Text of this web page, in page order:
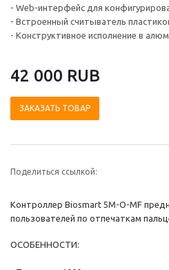
- Web-интерфейс для
- Встроенный считыватель
- Конструктивное исполнение в
42 000 RUB
ЗАКАЗАТЬ ТОВАР
Поделиться ссылкой:
Контроллер Biosmart 5M-O-MF
пользователей по отпечаткам
ОСОБЕННОСТИ: